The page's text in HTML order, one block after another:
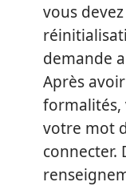
vous
demande
Après
formalités,
votre mot
connecter.